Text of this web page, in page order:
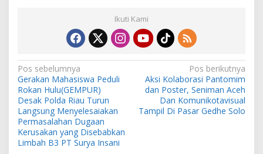
s
D
i
e
l
a
r
Ikuti Kami
N
a
v
i
g
Pos sebelumnya
Gerakan Mahasiswa Peduli
Rokan Hulu(GEMPUR)
Desak Polda Riau Turun
Langsung Menyelesaiakan
Permasalahan Dugaan
Kerusakan yang Disebabkan
Limbah B3 PT Surya Insani
Pos berikutnya
Aksi Kolaborasi Pantomim
dan Poster, Seniman Aceh
Dan Komunikotavisual
Tampil Di Pasar Gedhe Solo